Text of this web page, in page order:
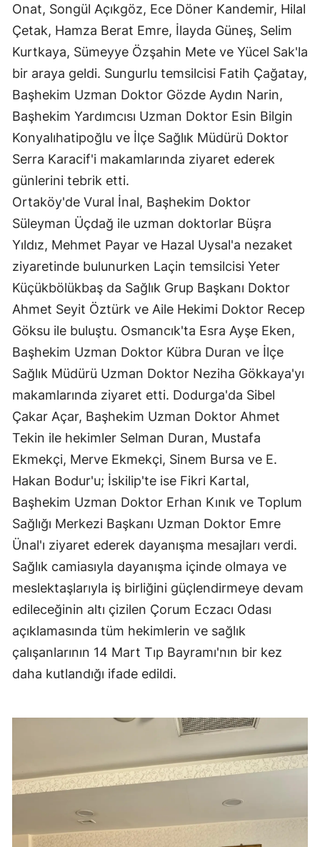
Gaziantep
Giresun
Gümüşhane
Hakkari
Hatay
Isparta
Mersin
İzmir
Kars
Kastamonu
Kayseri
Kırklareli
Kırşehir
Kocaeli
Konya
Kütahya
Malatya
Kahramanmaraş
Mardin
Nevşehir
Niğde
Sakarya
Onat, Songül Açıkgöz, Ece Döner Kandemir, Hilal
Çetak, Hamza Berat Emre, İlayda Güneş, Selim
Kurtkaya, Sümeyye Özşahin Mete ve Yücel Sak'la
bir araya geldi. Sungurlu temsilcisi Fatih Çağatay,
Başhekim Uzman Doktor Gözde Aydın Narin,
Başhekim Yardımcısı Uzman Doktor Esin Bilgin
Konyalıhatipoğlu ve İlçe Sağlık Müdürü Doktor
Serra Karacif'i makamlarında ziyaret ederek
günlerini tebrik etti.
Ortaköy'de Vural İnal, Başhekim Doktor
Süleyman Üçdağ ile uzman doktorlar Büşra
Yıldız, Mehmet Payar ve Hazal Uysal'a nezaket
ziyaretinde bulunurken Laçin temsilcisi Yeter
Küçükbölükbaş da Sağlık Grup Başkanı Doktor
Ahmet Seyit Öztürk ve Aile Hekimi Doktor Recep
Göksu ile buluştu. Osmancık'ta Esra Ayşe Eken,
Başhekim Uzman Doktor Kübra Duran ve İlçe
Sağlık Müdürü Uzman Doktor Neziha Gökkaya'yı
makamlarında ziyaret etti. Dodurga'da Sibel
Çakar Açar, Başhekim Uzman Doktor Ahmet
Tekin ile hekimler Selman Duran, Mustafa
Ekmekçi, Merve Ekmekçi, Sinem Bursa ve E.
Hakan Bodur'u; İskilip'te ise Fikri Kartal,
Başhekim Uzman Doktor Erhan Kınık ve Toplum
Sağlığı Merkezi Başkanı Uzman Doktor Emre
Ünal'ı ziyaret ederek dayanışma mesajları verdi.
Sağlık camiasıyla dayanışma içinde olmaya ve
meslektaşlarıyla iş birliğini güçlendirmeye devam
edileceğinin altı çizilen Çorum Eczacı Odası
açıklamasında tüm hekimlerin ve sağlık
çalışanlarının 14 Mart Tıp Bayramı'nın bir kez
daha kutlandığı ifade edildi.